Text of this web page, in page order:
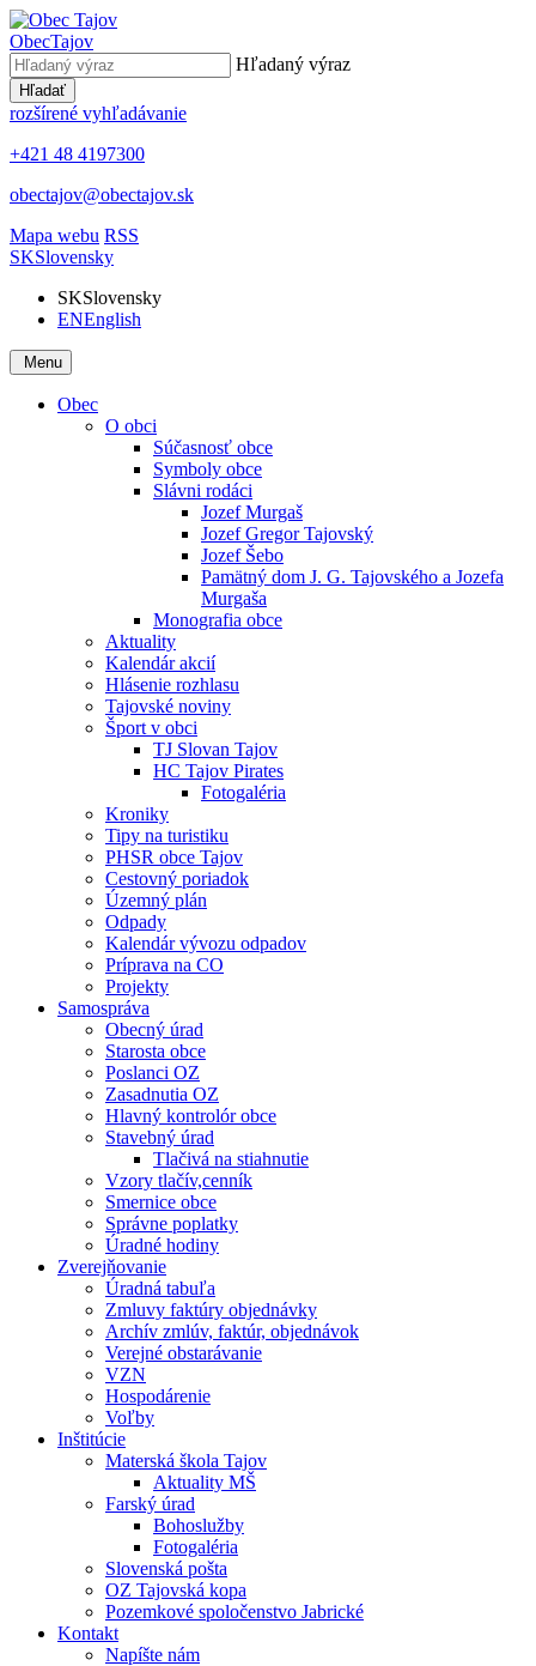
ObecTajov
Hľadaný výraz
Hľadať
rozšírené vyhľadávanie
+421 48 4197300
obectajov@obectajov.sk
Mapa webu RSS
SKSlovensky
SKSlovensky
ENEnglish
Menu
Obec
O obci
Súčasnosť obce
Symboly obce
Slávni rodáci
Jozef Murgaš
Jozef Gregor Tajovský
Jozef Šebo
Pamätný dom J. G. Tajovského a Jozefa
Murgaša
Monografia obce
Aktuality
Kalendár akcií
Hlásenie rozhlasu
Tajovské noviny
Šport v obci
TJ Slovan Tajov
HC Tajov Pirates
Fotogaléria
Kroniky
Tipy na turistiku
PHSR obce Tajov
Cestovný poriadok
Územný plán
Odpady
Kalendár vývozu odpadov
Príprava na CO
Projekty
Samospráva
Obecný úrad
Starosta obce
Poslanci OZ
Zasadnutia OZ
Hlavný kontrolór obce
Stavebný úrad
Tlačivá na stiahnutie
Vzory tlačív,cenník
Smernice obce
Správne poplatky
Úradné hodiny
Zverejňovanie
Úradná tabuľa
Zmluvy faktúry objednávky
Archív zmlúv, faktúr, objednávok
Verejné obstarávanie
VZN
Hospodárenie
Voľby
Inštitúcie
Materská škola Tajov
Aktuality MŠ
Farský úrad
Bohoslužby
Fotogaléria
Slovenská pošta
OZ Tajovská kopa
Pozemkové spoločenstvo Jabrické
Kontakt
Napíšte nám